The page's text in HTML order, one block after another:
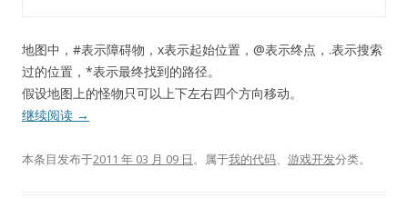
地图中，#表示障碍物，x表示起始位置，@表示终点，.表示搜索
过的位置，*表示最终找到的路径。
假设地图上的怪物只可以上下左右四个方向移动。
继续阅读 →
本条目发布于2011 年 03 月 09 日。属于我的代码、 游戏开发分类。